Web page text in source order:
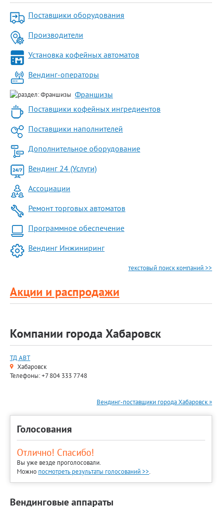
Поставщики оборудования
Производители
Установка кофейных автоматов
Вендинг-операторы
Франшизы
Поставщики кофейных ингредиентов
Поставщики наполнителей
Дополнительное оборудование
Вендинг 24 (Услуги)
Ассоциации
Ремонт торговых автоматов
Программное обеспечение
Вендинг Инжиниринг
текстовый поиск компаний >>
Акции и распродажи
Компании города Хабаровск
ТД АВТ
Хабаровск
Телефоны: +7 804 333 7748
Вендинг-поставщики города Хабаровск »
Голосования
Отлично! Спасибо!
Вы уже везде проголосовали.
Можно посмотреть результаты голосований >>.
Вендинговые аппараты